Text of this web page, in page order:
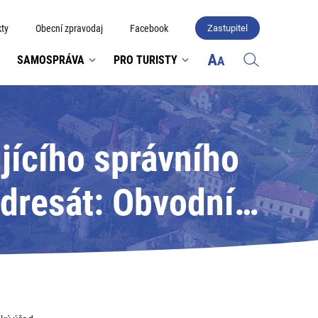
Obecní zpravodaj Facebook Zastupitel
SAMOSPRÁVA PRO TURISTY
správního
Obvodní